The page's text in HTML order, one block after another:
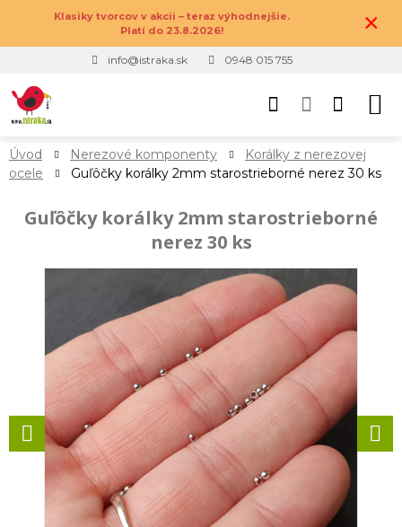
Klasiky tvorcov v akcii – teraz výhodnejšie.
Platí do 23.8.2026!
×
info@istraka.sk 0948 015 755
Úvod Nerezové komponenty
Korálky z nerezovej
ocele
Guľôčky korálky 2mm starostrieborné nerez 30 ks
Guľôčky korálky 2mm starostrieborné
nerez 30 ks